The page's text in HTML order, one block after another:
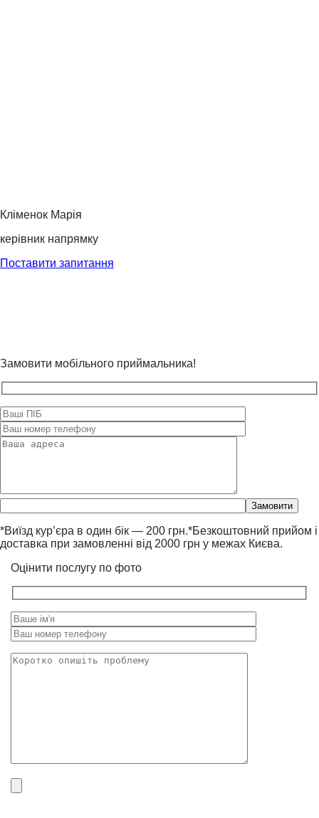
Кліменок Марія
керівник напрямку
Поставити запитання
Замовити мобільного приймальника!
leave
this
field
*Виїзд кур’єра в один бік — 200 грн.*Безкоштовний прийом і
доставка при замовленні від 2000 грн у межах Києва.
Оцінити послугу по фото